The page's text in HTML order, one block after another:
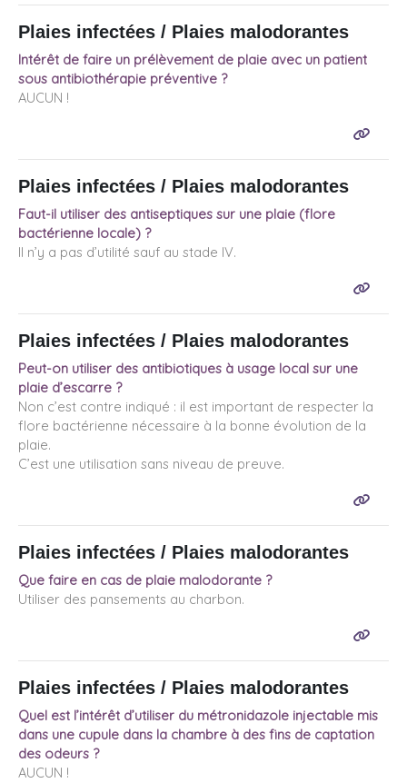
Plaies infectées / Plaies malodorantes
Intérêt de faire un prélèvement de plaie avec un patient
sous antibiothérapie préventive ?
AUCUN !
Plaies infectées / Plaies malodorantes
Faut-il utiliser des antiseptiques sur une plaie (flore
bactérienne locale) ?
Il n’y a pas d’utilité sauf au stade IV.
Plaies infectées / Plaies malodorantes
Peut-on utiliser des antibiotiques à usage local sur une
plaie d’escarre ?
Non c’est contre indiqué : il est important de respecter la
flore bactérienne nécessaire à la bonne évolution de la
plaie.
C’est une utilisation sans niveau de preuve.
Plaies infectées / Plaies malodorantes
Que faire en cas de plaie malodorante ?
Utiliser des pansements au charbon.
Plaies infectées / Plaies malodorantes
Quel est l’intérêt d’utiliser du métronidazole injectable mis
dans une cupule dans la chambre à des fins de captation
des odeurs ?
AUCUN !